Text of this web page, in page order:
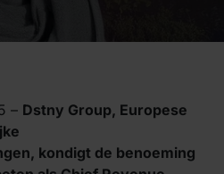
– Dstny Group, Europese
kondigt de benoeming